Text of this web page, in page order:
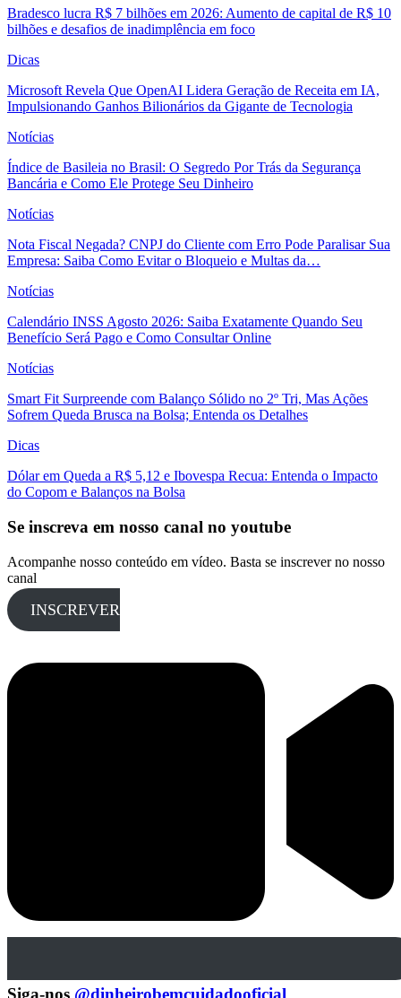
Bradesco lucra R$ 7 bilhões em 2026: Aumento de capital de R$ 10
bilhões e desafios de inadimplência em foco
Dicas
Microsoft Revela Que OpenAI Lidera Geração de Receita em IA,
Impulsionando Ganhos Bilionários da Gigante de Tecnologia
Notícias
Índice de Basileia no Brasil: O Segredo Por Trás da Segurança
Bancária e Como Ele Protege Seu Dinheiro
Notícias
Nota Fiscal Negada? CNPJ do Cliente com Erro Pode Paralisar Sua
Empresa: Saiba Como Evitar o Bloqueio e Multas da…
Notícias
Calendário INSS Agosto 2026: Saiba Exatamente Quando Seu
Benefício Será Pago e Como Consultar Online
Notícias
Smart Fit Surpreende com Balanço Sólido no 2º Tri, Mas Ações
Sofrem Queda Brusca na Bolsa; Entenda os Detalhes
Dicas
Dólar em Queda a R$ 5,12 e Ibovespa Recua: Entenda o Impacto
do Copom e Balanços na Bolsa
Se inscreva em nosso canal no youtube
Acompanhe nosso conteúdo em vídeo. Basta se inscrever no nosso
canal
INSCREVER
Siga-nos @dinheirobemcuidadooficial